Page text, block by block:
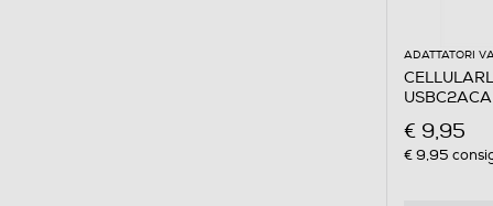
ADATTATORI
€ 9,95
€ 9,95